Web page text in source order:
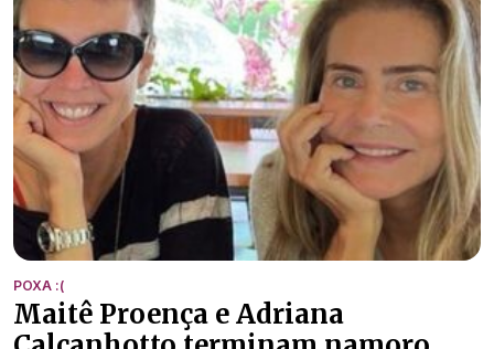
POXA :(
Maitê Proença e Adriana